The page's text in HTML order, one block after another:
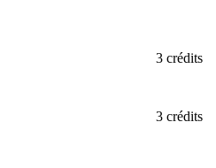
3 crédits
3 crédits